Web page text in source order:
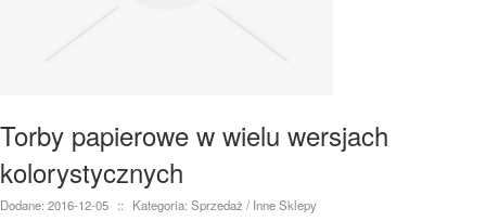
Torby papierowe w wielu wersjach
kolorystycznych
Dodane: 2016-12-05 ::
Kategoria: Sprzedaż / Inne Sklepy